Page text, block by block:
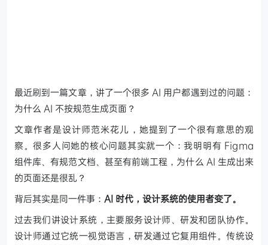
最近刷到一篇文章，讲了一个很多 AI 用户都遇到过的问题：
为什么 AI 不按规范生成页面？
文章作者是设计师范米花儿，她提到了一个很有意思的观
察。很多人问她的核心问题其实就一个：我明明有 Figma
组件库、有规范文档、甚至有前端工程，为什么 AI 生成出来
的页面还是很乱？
背后其实是同一件事： AI 时代，设计系统的使用者变了。
过去我们讲设计系统，主要服务设计师、研发和团队协作。
设计师通过它统一视觉语言，研发通过它复用组件。传统设